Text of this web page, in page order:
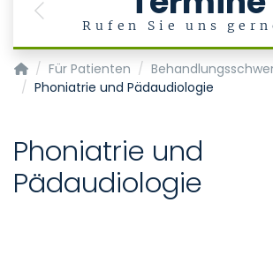
Rufen Sie uns
Previous
Klinik für Hals-, Nasen-,
Für Patienten
Phoniatrie und Pädaudiologie
Phoniatrie und
Pädaudiologie